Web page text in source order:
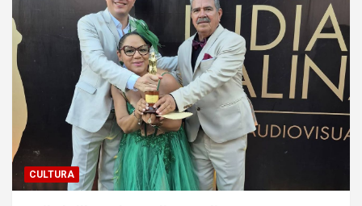
CULTURA